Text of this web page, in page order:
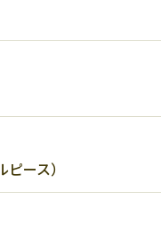
ース）